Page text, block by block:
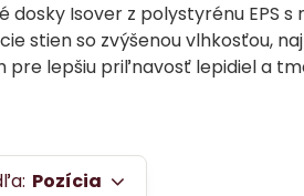
dosky Isover z polystyrénu EPS
stien so zvýšenou vlhkosťou,
pre lepšiu priľnavosť lepidiel a
Pozícia